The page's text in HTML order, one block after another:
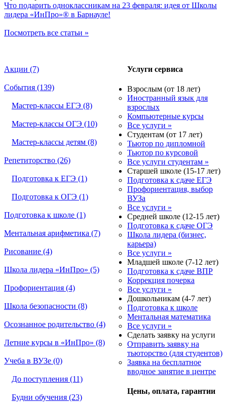
Что подарить одноклассникам на 23 февраля: идея от Школы
лидера «ИнПро»® в Барнауле!
Посмотреть все статьи »
Акции (7)
События (139)
Мастер-классы ЕГЭ (8)
Мастер-классы ОГЭ (10)
Мастер-классы детям (8)
Репетиторство (26)
Подготовка к ЕГЭ (1)
Подготовка к ОГЭ (1)
Подготовка к школе (1)
Ментальная арифметика (7)
Рисование (4)
Школа лидера «ИнПро» (5)
Профориентация (4)
Школа безопасности (8)
Осознанное родительство (4)
Летние курсы в «ИнПро» (8)
Учеба в ВУЗе (0)
До поступления (11)
Будни обучения (23)
Услуги сервиса
Взрослым (от 18 лет)
Иностранный язык для
взрослых
Компьютерные курсы
Все услуги »
Студентам (от 17 лет)
Тьютор по дипломной
Тьютор по курсовой
Все услуги студентам »
Старшей школе (15-17 лет)
Подготовка к сдаче ЕГЭ
Профориентация, выбор
ВУЗа
Все услуги »
Средней школе (12-15 лет)
Подготовка к сдаче ОГЭ
Школа лидера (бизнес,
карьера)
Все услуги »
Младшей школе (7-12 лет)
Подготовка к сдаче ВПР
Коррекция почерка
Все услуги »
Дошкольникам (4-7 лет)
Подготовка к школе
Ментальная математика
Все услуги »
Сделать заявку на услуги
Отправить заявку на
тьюторство (для студентов)
Заявка на бесплатное
вводное занятие в центре
Цены, оплата, гарантии